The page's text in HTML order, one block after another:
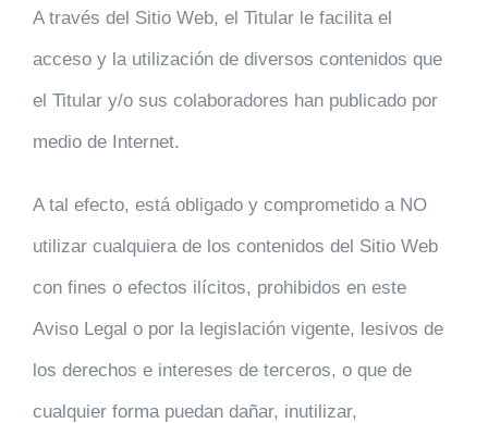
A través del Sitio Web, el Titular le facilita el
acceso y la utilización de diversos contenidos que
el Titular y/o sus colaboradores han publicado por
medio de Internet.
A tal efecto, está obligado y comprometido a NO
utilizar cualquiera de los contenidos del Sitio Web
con fines o efectos ilícitos, prohibidos en este
Aviso Legal o por la legislación vigente, lesivos de
los derechos e intereses de terceros, o que de
cualquier forma puedan dañar, inutilizar,